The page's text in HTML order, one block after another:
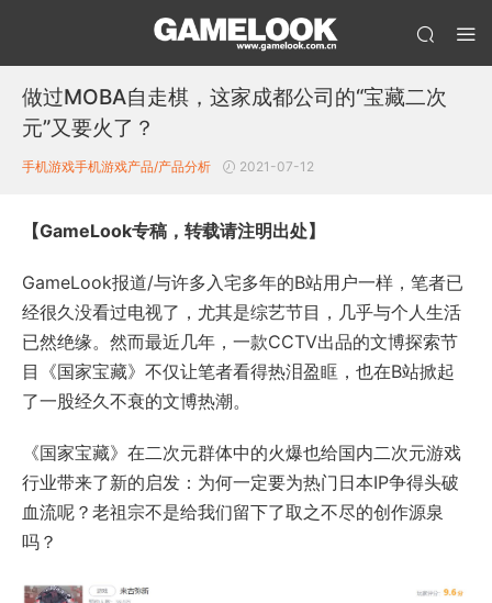
做过MOBA自走棋，这家成都公司的“宝藏二次
元”又要火了？
手机游戏手机游戏产品/产品分析 2021-07-12
【GameLook专稿，转载请注明出处】
GameLook报道/与许多入宅多年的B站用户一样，笔者已
经很久没看过电视了，尤其是综艺节目，几乎与个人生活
已然绝缘。然而最近几年，一款CCTV出品的文博探索节
目《国家宝藏》不仅让笔者看得热泪盈眶，也在B站掀起
了一股经久不衰的文博热潮。
《国家宝藏》在二次元群体中的火爆也给国内二次元游戏
行业带来了新的启发：为何一定要为热门日本IP争得头破
血流呢？老祖宗不是给我们留下了取之不尽的创作源泉
吗？